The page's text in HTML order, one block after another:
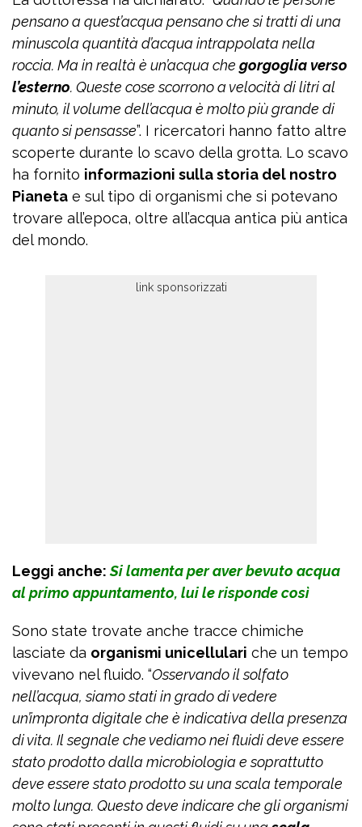
pensano a quest’acqua pensano che si tratti di una
minuscola quantità d’acqua intrappolata nella
roccia. Ma in realtà è un’acqua che gorgoglia verso
l’esterno. Queste cose scorrono a velocità di litri al
minuto, il volume dell’acqua è molto più grande di
quanto si pensasse”. I ricercatori hanno fatto altre
scoperte durante lo scavo della grotta. Lo scavo
ha fornito informazioni sulla storia del nostro
Pianeta e sul tipo di organismi che si potevano
trovare all’epoca, oltre all’acqua antica più antica
del mondo.
Leggi anche:Si lamenta per aver bevuto acqua
al primo appuntamento, lui le risponde così
Sono state trovate anche tracce chimiche
lasciate da organismi unicellulari che un tempo
vivevano nel fluido. “Osservando il solfato
nell’acqua, siamo stati in grado di vedere
un’impronta digitale che è indicativa della presenza
di vita. Il segnale che vediamo nei fluidi deve essere
stato prodotto dalla microbiologia e soprattutto
deve essere stato prodotto su una scala temporale
molto lunga. Questo deve indicare che gli organismi